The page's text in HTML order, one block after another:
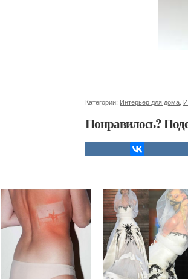
Категории: Интерьер для дома
Понравилось?